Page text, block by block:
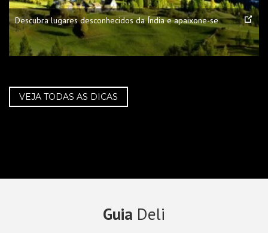
Descubra lugares desconhecidos da Índia e apaixone-se
VEJA TODAS AS DICAS
Guia Deli